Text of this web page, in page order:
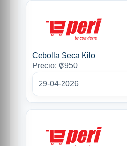
Cebolla Seca Kilo
Precio: ₡950
29-04-2026